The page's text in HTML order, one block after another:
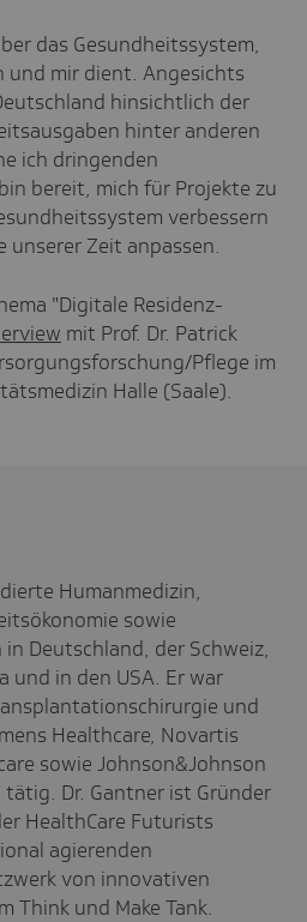
das Gesundheitssystem,
und mir dient. Angesichts
hinsichtlich der
hinter anderen
ich dringenden
bereit, mich für Projekte zu
verbessern
unserer Zeit anpassen.
"Digitale Residenz-
mit Prof. Dr. Patrick
Pflege im
Halle (Saale).
Humanmedizin,
sowie
Deutschland, der Schweiz,
und in den USA. Er war
und
Healthcare, Novartis
sowie Johnson&Johnson
Dr. Gantner ist Gründer
HealthCare Futurists
agierenden
von innovativen
Think und Make Tank.